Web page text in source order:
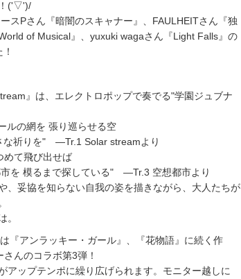
！('▽')/
スPさん『暗闇のスキャナー』、FAULHEITさん『独
of Musical』、yuxuki wagaさん『Light Falls』の
』は、エレクトロポップで奏でる"学園ジュブナ
の網を 張り巡らせる空
を" ―Tr.1 Solar streamより
て飛び出せば
るまで探している" ―Tr.3 空想都市より
、妥協を知らない自我の姿を描きながら、大人たちが
。
『アンラッキー・ガール』、『花物語』に続く作
んのコラボ第3弾！
アップテンポに繰り広げられます。モニター越しに